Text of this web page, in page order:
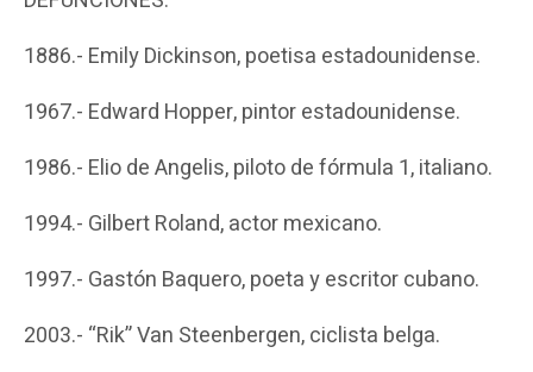
1886.- Emily Dickinson, poetisa estadounidense.
1967.- Edward Hopper, pintor estadounidense.
1986.- Elio de Angelis, piloto de fórmula 1, italiano.
1994.- Gilbert Roland, actor mexicano.
1997.- Gastón Baquero, poeta y escritor cubano.
2003.- “Rik” Van Steenbergen, ciclista belga.